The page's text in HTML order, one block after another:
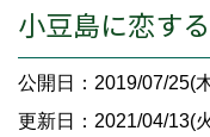
小豆島に恋する
公開日：2019/07/25(
更新日：2021/04/13(